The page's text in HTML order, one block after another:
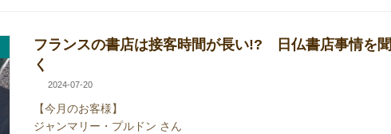
フランスの書店は接客時間が長い!? 日仏書店事情を聞
く
2024-07-20
【今月のお客様】
ジャンマリー・プルドン さん